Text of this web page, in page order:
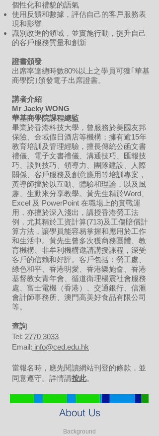
個性化和禮貌的語氣
使用反饋和數據，評估自己的客戶服務表
現和影響
識別改進的領域，並實施行動，提升自己
的客戶服務質量和創新
證書頒發
出席率達總時數80%以上之學員可獲｢華基
商學院｣頒發電子出席證書。
講者介紹
Mr Jacky WONG
華基商學院課程總監
畢業於香港科技大學，曾服務於美國友邦
保險、金域假日酒店等機構；擁有逾15年
教育培訓及管理經驗，擅長傳統公函文書
禮儀、電子文書禮儀、溝通技巧、匯報技
巧、談判技巧、領導力、團隊建設、人際
關係、客戶服務及創意應用等培訓專案，
黃導師擅於以互動、體驗和理論，以及風
趣、生動來分享教學。黃先生精於Word、
Excel 及 PowerPoint 在職場上的實戰運
用，亦擅於深入淺出，講授香港勞工法
例，尤其精於工資計算(713)及工傷賠償計
算方法，讓學員能容易掌握和應用於工作
和生活中。黃先生曾多次獲商務團體、教
育機構、非牟利機構邀請講授課程，深受
客戶的信賴和好評。客戶包括：勞工處、
綠色和平、香港明愛、香港樂施會、香港
基督教女青年會、循道衛理楊震社會服務
處、富士電機（香港）、交通銀行、信滙
會計師事務所、澳門高美好食品有限公司
等。
​查詢
Tel: 2770 3033
Email: info@ced.edu.hk
當報名時，應先閱讀網站刊登的條款，並
同意遵守。詳情請按此。
About Us
Background